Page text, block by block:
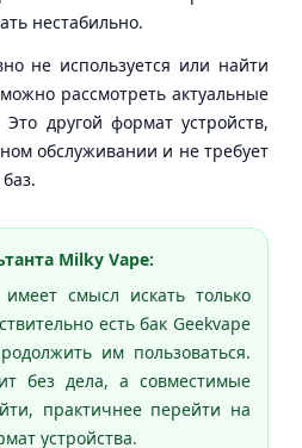
нестабильно.
не используется или найти
рассмотреть актуальные
Это другой формат устройств,
обслуживании и не требует
Milky Vape:
смысл искать только
есть бак Geekvape
им пользоваться.
без дела, а совместимые
практичнее перейти на
устройства.